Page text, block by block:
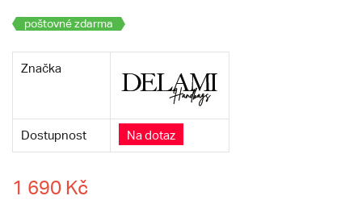
poštovné zdarma
Značka
Dostupnost Na dotaz
1 690 Kč